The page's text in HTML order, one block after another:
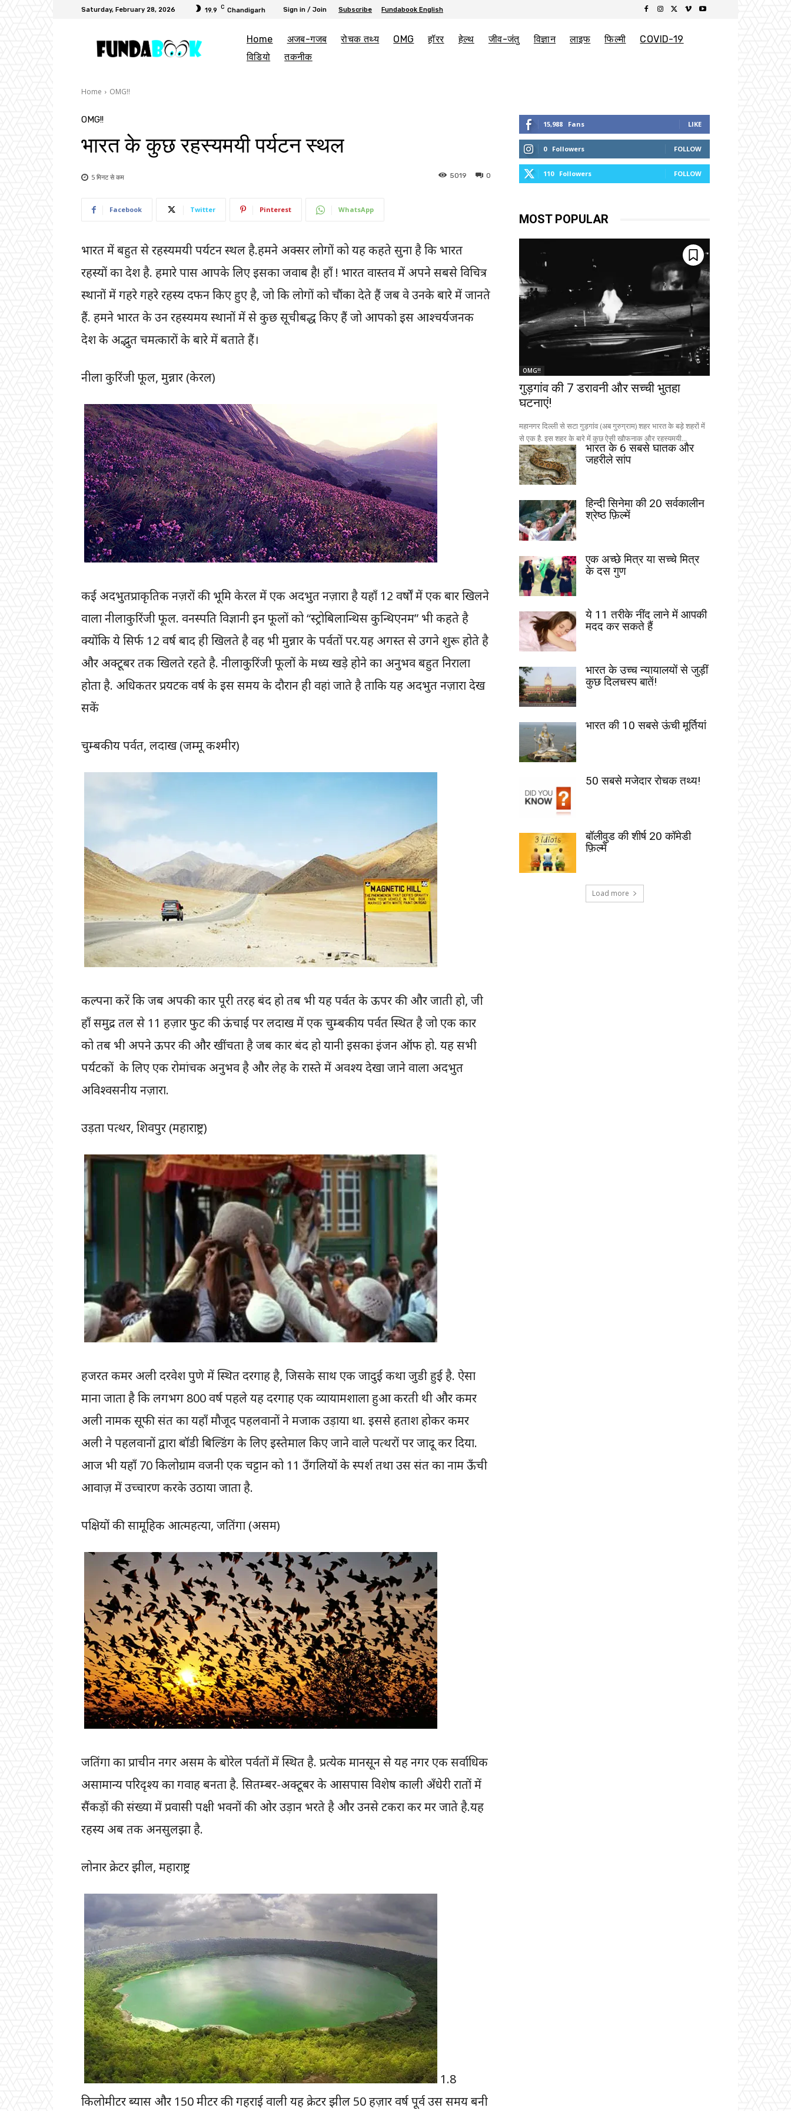
Saturday, February 28, 2026 19.9 C Chandigarh Sign in / Join Subscribe Fundabook English
Home अजब-गजब रोचक तथ्य OMG हॉरर हेल्थ जीव-जंतु विज्ञान लाइफ फिल्मी
COVID-19
विडियो
तकनीक
Home OMG!!
OMG!!
भारत के कुछ रहस्यमयी पर्यटन स्थल
0
5019
5 मिनट सेकम
Facebook Twitter Pinterest WhatsApp
भारत में बहुत से रहस्यमयी पर्यटन स्थल है.हमने अक्सर लोगों को यह कहते सुना है कि भारत
रहस्यों का देश है. हमारे पास आपके लिए इसका जवाब है! हाँ ! भारत वास्तव में अपने सबसे विचित्र
स्थानों में गहरे गहरे रहस्य दफन किए हुए है, जो कि लोगों को चौंका देते हैं जब वे उनके बारे में जानते
हैं. हमने भारत के उन रहस्यमय स्थानों में से कुछ सूचीबद्ध किए हैं जो आपको इस आश्चर्यजनक
देश के अद्भुत चमत्कारों के बारे में बताते हैं।
नीला कुरिंजी फूल, मुन्नार (केरल)
कई अदभुतप्राकृतिक नज़रों की भूमि केरल में एक अदभुत नज़ारा है यहाँ 12 वर्षों में एक बार खिलने
वाला नीलाकुरिंजी फूल. वनस्पति विज्ञानी इन फूलों को “स्ट्रोबिलान्थिस कुन्थिएनम” भी कहते है
क्योंकि ये सिर्फ 12 वर्ष बाद ही खिलते है वह भी मुन्नार के पर्वतों पर.यह अगस्त से उगने शुरू होते है
और अक्टूबर तक खिलते रहते है. नीलाकुरिंजी फूलों के मध्य खड़े होने का अनुभव बहुत निराला
होता है. अधिकतर प्रयटक वर्ष के इस समय के दौरान ही वहां जाते है ताकि यह अदभुत नज़ारा देख
सकें
चुम्बकीय पर्वत, लदाख (जम्मू कश्मीर)
कल्पना करें कि जब अपकी कार पूरी तरह बंद हो तब भी यह पर्वत के ऊपर की और जाती हो, जी
हाँ समुद्र तल से 11 हज़ार फुट की ऊंचाई पर लदाख में एक चुम्बकीय पर्वत स्थित है जो एक कार
को तब भी अपने ऊपर की और खींचता है जब कार बंद हो यानी इसका इंजन ऑफ हो. यह सभी
पर्यटकों के लिए एक रोमांचक अनुभव है और लेह के रास्ते में अवश्य देखा जाने वाला अदभुत
अविश्वसनीय नज़ारा.
उड़ता पत्थर, शिवपुर (महाराष्ट्र)
हजरत कमर अली दरवेश पुणे में स्थित दरगाह है, जिसके साथ एक जादुई कथा जुडी हुई है. ऐसा
माना जाता है कि लगभग 800 वर्ष पहले यह दरगाह एक व्यायामशाला हुआ करती थी और कमर
अली नामक सूफी संत का यहाँ मौजूद पहलवानों ने मजाक उड़ाया था. इससे हताश होकर कमर
अली ने पहलवानों द्वारा बॉडी बिल्डिंग के लिए इस्तेमाल किए जाने वाले पत्थरों पर जादू कर दिया.
आज भी यहाँ 70 किलोग्राम वजनी एक चट्टान को 11 उँगलियों के स्पर्श तथा उस संत का नाम ऊँची
आवाज़ में उच्चारण करके उठाया जाता है.
पक्षियों की सामूहिक आत्महत्या, जतिंगा (असम)
जतिंगा का प्राचीन नगर असम के बोरेल पर्वतों में स्थित है. प्रत्येक मानसून से यह नगर एक सर्वाधिक
असामान्य परिदृश्य का गवाह बनता है. सितम्बर-अक्टूबर के आसपास विशेष काली अँधेरी रातों में
सैंकड़ों की संख्या में प्रवासी पक्षी भवनों की ओर उड़ान भरते है और उनसे टकरा कर मर जाते है.यह
रहस्य अब तक अनसुलझा है.
लोनार क्रेटर झील, महाराष्ट्र
1.8
किलोमीटर ब्यास और 150 मीटर की गहराई वाली यह क्रेटर झील 50 हज़ार वर्ष पूर्व उस समय बनी
15,988 Fans LIKE
0 Followers FOLLOW
110 Followers FOLLOW
MOST POPULAR
OMG!!
गुड़गांव की 7 डरावनी और सच्ची भुतहा
घटनाएं!
महानगर दिल्ली से सटा गुड़गांव (अब गुरुग्राम) शहर भारत के बड़े शहरों में
से एक है. इस शहर के बारे में कुछ ऐसी खौफनाक और रहस्यमयी...
भारत के 6 सबसे घातक और
जहरीले सांप
हिन्दी सिनेमा की 20 सर्वकालीन
श्रेष्ठ फ़िल्में
एक अच्छे मित्र या सच्चे मित्र
के दस गुण
ये 11 तरीके नींद लाने में आपकी
मदद कर सकते हैं
भारत के उच्च न्यायालयों से जुड़ीं
कुछ दिलचस्प बातें!
भारत की 10 सबसे ऊंची मूर्तियां
50 सबसे मजेदार रोचक तथ्य!
बॉलीवुड की शीर्ष 20 कॉमेडी
फ़िल्में
Load more